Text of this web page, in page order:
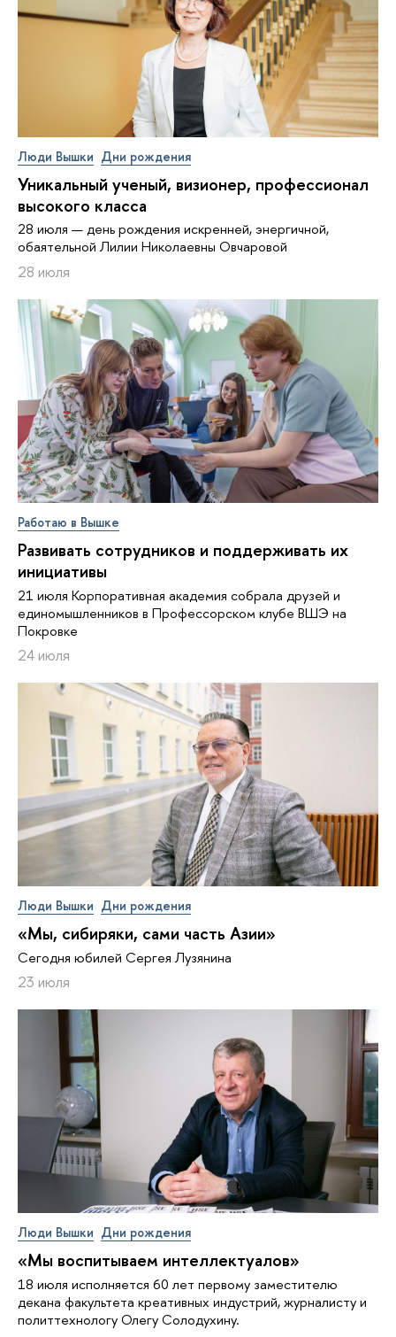
Люди Вышки Дни рождения
Уникальный ученый, визионер, про­фес­си­о­нал
высокого класса
28 июля — день рождения искренней, энергичной,
обаятельной Лилии Николаевны Овчаровой
28 июля
Работаю в Вышке
Развивать сотрудников и поддерживать их
инициативы
21 июля Корпоративная академия собрала друзей и
единомышленников в Профессорском клубе ВШЭ на
Покровке
24 июля
Люди Вышки Дни рождения
«Мы, сибиряки, сами часть Азии»
Сегодня юбилей Сергея Лузянина
23 июля
Люди Вышки Дни рождения
«Мы воспитываем интеллектуалов»
18 июля исполняется 60 лет первому заместителю
декана факультета креативных индустрий, журналисту и
политтехнологу Олегу Солодухину.